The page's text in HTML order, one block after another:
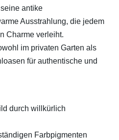
antike
Ausstrahlung, die jedem
Charme verleiht.
im privaten Garten als
für authentische und
durch willkürlich
Farbpigmenten